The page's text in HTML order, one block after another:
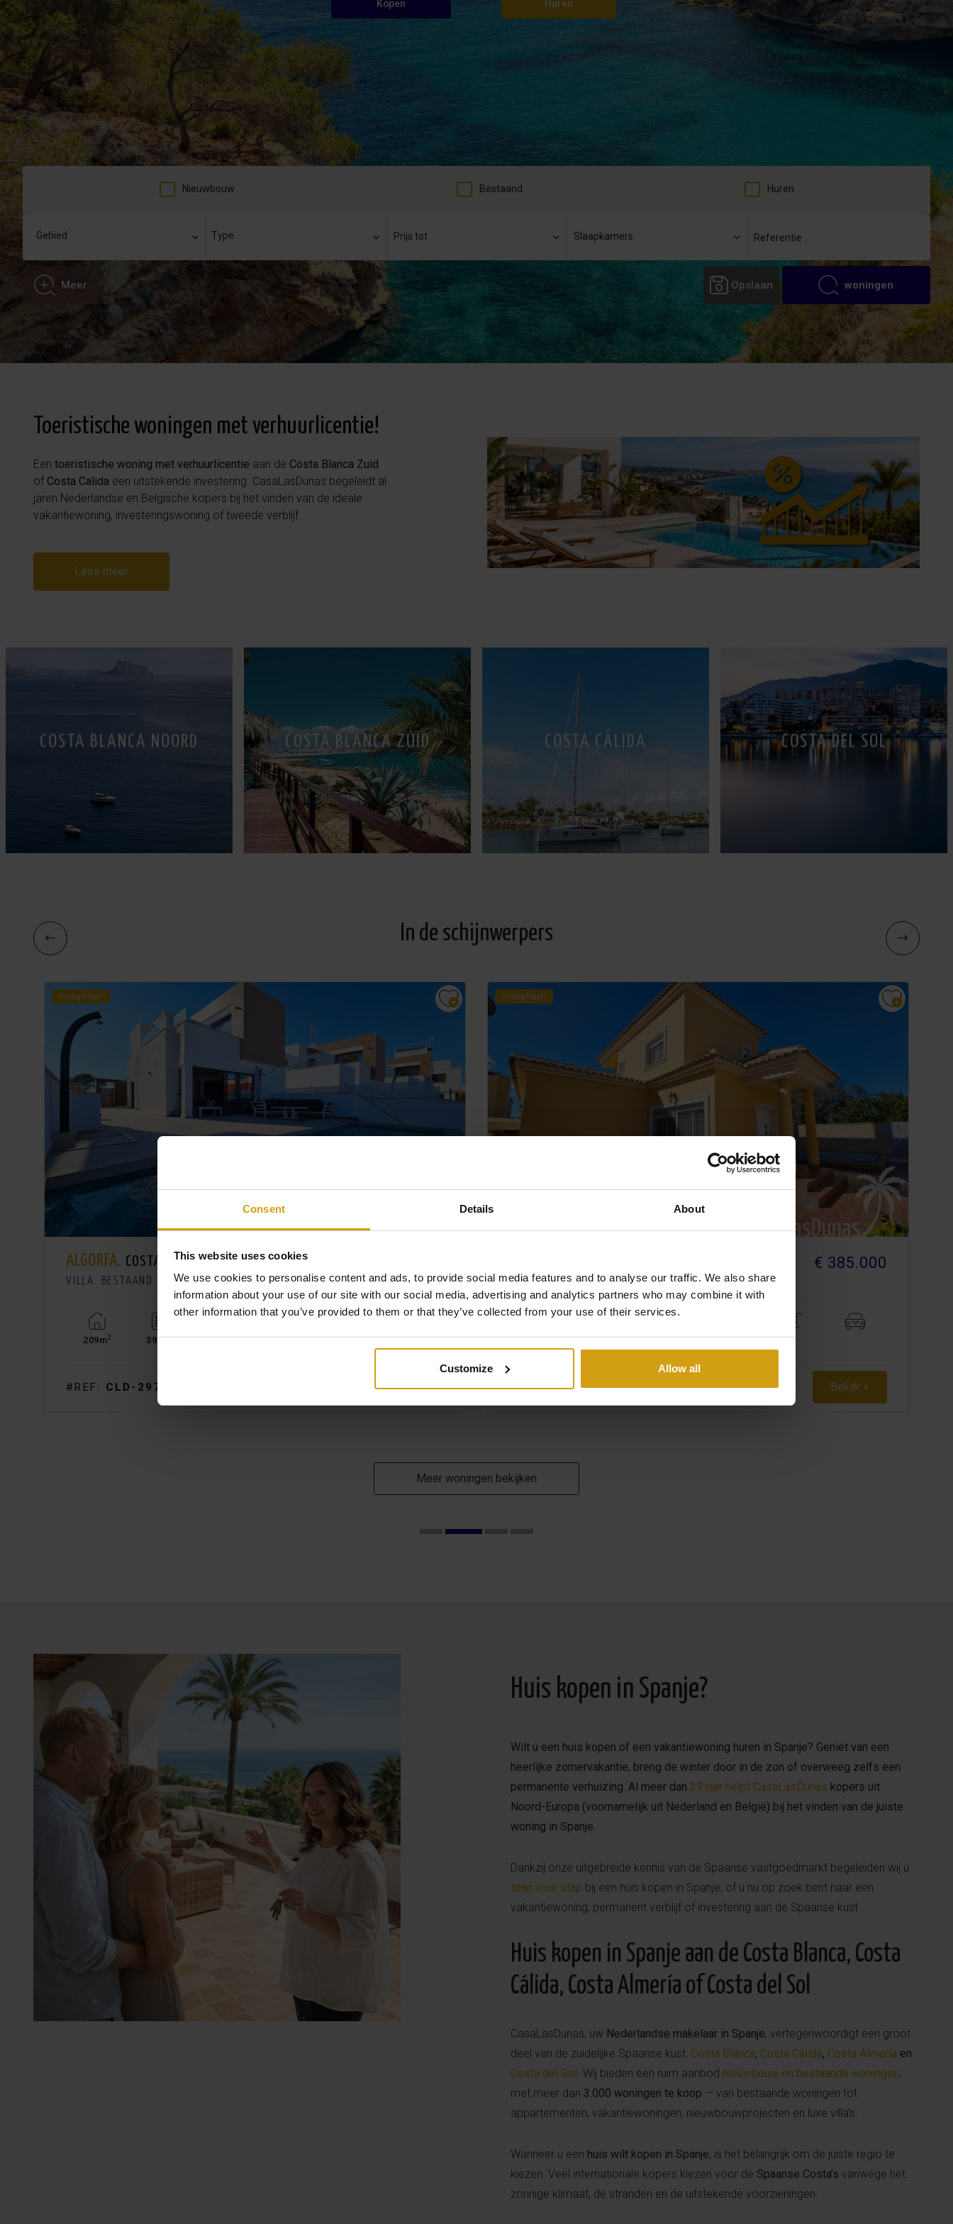
Consent Details About
This website uses cookies
We use cookies to personalise content and ads, to provide social media features and to analyse our traffic. We also share
information about your use of our site with our social media, advertising and analytics partners who may combine it with
other information that you’ve provided to them or that they’ve collected from your use of their services.
Customize Allow all
Kopen Huren
Nieuwbouw Bestaand Huren
Prijs tot Slaapkamers
Meer Opslaan woningen
Toeristische woningen met verhuurlicentie!
Een toeristische woning met verhuurlicentie aan de Costa Blanca Zuid
of Costa Calida een uitstekende investering. CasaLasDunas begeleidt al
jaren Nederlandse en Belgische kopers bij het vinden van de ideale
vakantiewoning, investeringswoning of tweede verblijf.
Lees meer
COSTA BLANCA NOORD COSTA BLANCA ZUID COSTA CÁLIDA COSTA DEL SOL
In de schijnwerpers
Instapklaar!
ALGORFA. COSTA BLANCA ZUID
VILLA. BESTAAND
209m2 390m2 5 4
#REF: CLD-2972 Bekijk +
Instapklaar!
VILLA. BESTAAND
€ 385.000
141m2 335m2 3 2
#REF:CLD-2970 Bekijk +
Meer woningen bekijken
Huis kopen in Spanje?
Wilt u een huis kopen of een vakantiewoning huren in Spanje? Geniet van een
heerlijke zomervakantie, breng de winter door in de zon of overweeg zelfs een
permanente verhuizing. Al meer dan 29 jaar helpt CasaLasDunas kopers uit
Noord-Europa (voornamelijk uit Nederland en België) bij het vinden van de juiste
woning in Spanje.
Dankzij onze uitgebreide kennis van de Spaanse vastgoedmarkt begeleiden wij u
stap voor stap bij een huis kopen in Spanje, of u nu op zoek bent naar een
vakantiewoning, permanent verblijf of investering aan de Spaanse kust.
Huis kopen in Spanje aan de Costa Blanca, Costa
Cálida, Costa Almería of Costa del Sol
CasaLasDunas, uw Nederlandse makelaar in Spanje, vertegenwoordigt een groot
deel van de zuidelijke Spaanse kust: Costa Blanca, Costa Cálida, Costa Almería en
Costa del Sol. Wij bieden een ruim aanbod nieuwbouw en bestaande woningen,
met meer dan 3.000 woningen te koop — van bestaande woningen tot
appartementen, vakantiewoningen, nieuwbouwprojecten en luxe villa’s.
Wanneer u een huis wilt kopen in Spanje, is het belangrijk om de juiste regio te
kiezen. Veel internationale kopers kiezen voor de Spaanse Costa’s vanwege het
zonnige klimaat, de stranden en de uitstekende voorzieningen.